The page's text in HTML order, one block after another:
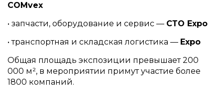
COMvex
• запчасти, оборудование и сервис — СТО Expo
• транспортная и складская логистика — Expo
Общая площадь экспозиции превышает 200
000 м², в мероприятии примут участие более
1800 компаний.